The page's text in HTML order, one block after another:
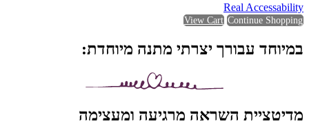
Real Accessability
View Cart Continue Shopping
במיוחד עבורך יצרתי מתנה מיוחדת:
מדיטציית השראה מרגיעה ומעצימה